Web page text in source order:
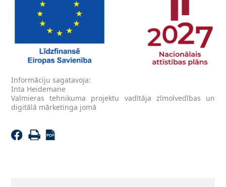
Informāciju sagatavoja:
Inta Heidemane
Valmieras tehnikuma projektu vadītāja zīmolvedības un
digitālā mārketinga jomā